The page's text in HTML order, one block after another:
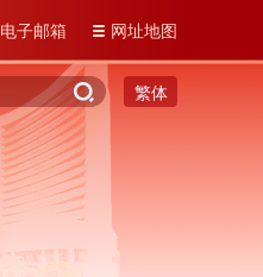
电子邮箱 网址地图
繁体